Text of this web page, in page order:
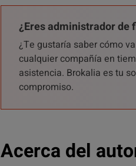
¿Eres administrador de
¿Te gustaría saber cómo
cualquier compañía en
asistencia. Brokalia es tu
compromiso.
Acerca del